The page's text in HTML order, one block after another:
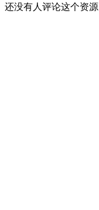
还没有人评论这个资源